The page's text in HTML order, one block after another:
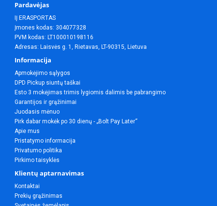
Pardavėjas
IĮ ERASPORTAS
Įmones kodas: 304077328
PVM kodas: LT100010198116
Adresas: Laisvės g. 1, Rietavas, LT-90315, Lietuva
Informacija
Apmokėjimo sąlygos
DPD Pickup siuntų taškai
Esto 3 mokėjimas trimis lygiomis dalimis be pabrangimo
Garantijos ir grąžinimai
Juodasis mėnuo
Pirk dabar mokėk po 30 dienų - „Bolt Pay Later“
Apie mus
Pristatymo informacija
Privatumo politika
Pirkimo taisyklės
Klientų aptarnavimas
Kontaktai
Prekių grąžinimas